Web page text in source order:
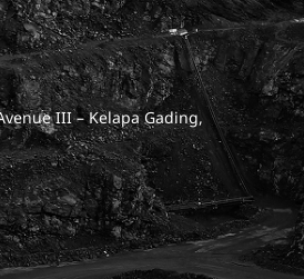
III – Kelapa Gading,